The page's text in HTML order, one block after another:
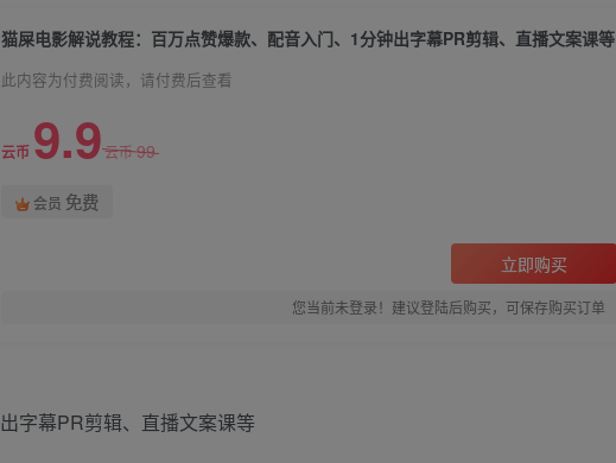
猫屎电影解说教程：百万点赞爆款、配音入门、1分钟出字幕PR剪辑、直播文案课等
此内容为付费阅读，请付费后查看
云币 9.9云币99
会员 免费
立即购买
您当前未登录！建议登陆后购买，可保存购买订单